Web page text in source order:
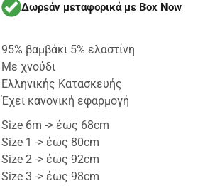
Δωρεάν μεταφορικά με Box Now
95% βαμβάκι 5% ελαστίνη
Με χνούδι
Ελληνικής Κατασκευής
Έχει κανονική εφαρμογή
Size 6m -> έως 68cm
Size 1 -> έως 80cm
Size 2 -> έως 92cm
Size 3 -> έως 98cm